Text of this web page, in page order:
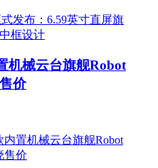
机械云台旗舰Robot
价